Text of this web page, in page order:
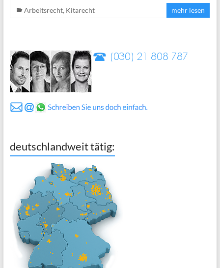
Arbeitsrecht, Kitarecht mehr lesen
deutschlandweit tätig: